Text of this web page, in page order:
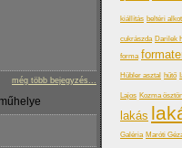
még több bejegyzés...
kiállítás beltéri
cukrászda Darilek
forma
Hübler asztal hűtő
Lajos Kozma
lakás
Galéria Maróti